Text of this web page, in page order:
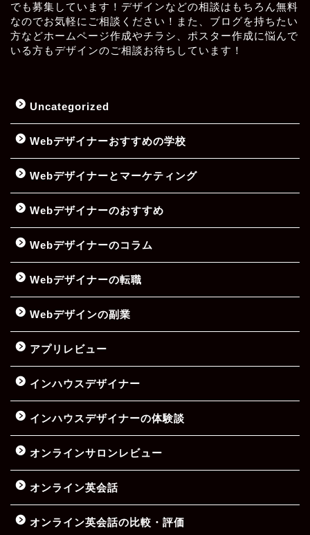
でも募集しています！デザインなどの相談はもちろん無料
なのでお気軽にご相談ください！また、ブログを持ちたい
方などホームページ作成やチラシ、ポスター作成に悩んで
いる方もデザインのご相談お待ちしています！
Uncategorized
Webデザイナーおすすめの学校
Webデザイナーとマーケティング
Webデザイナーのおすすめ
Webデザイナーのコラム
Webデザイナーの転職
Webデザインの副業
アプリレビュー
インハウスデザイナー
インハウスデザイナーの体験談
オンラインサロンレビュー
オンライン英会話
オンライン英会話の比較・評価